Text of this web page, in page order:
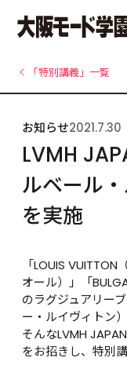
English
한국어
「特別講義」一覧
お知らせ2021.7.30
LVMH
ルベール
を実施
「LOUIS
オール）」「
のラグジュアリー
ー・ルイヴィトン）
そんなLVMH
をお招きし、特別